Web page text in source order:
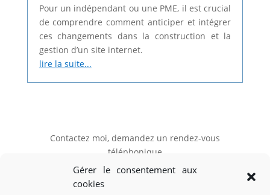
Gérer le consentement aux
cookies
Pour un indépendant ou une PME, il est crucial
de comprendre comment anticiper et intégrer
ces changements dans la construction et la
gestion d’un site internet.
lire la suite...
Contactez moi, demandez un rendez-vous
téléphonique